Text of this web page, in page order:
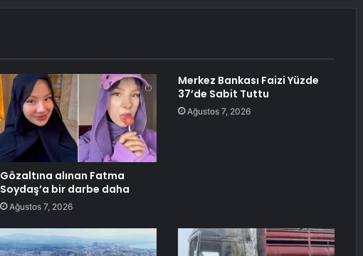
Gözaltına alınan Fatma
Soydaş’a bir darbe daha
Ağustos 7, 2026
Merkez Bankası Faizi Yüzde
37’de Sabit Tuttu
Ağustos 7, 2026